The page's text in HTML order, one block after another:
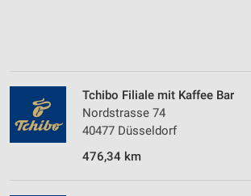
Tchibo Filiale mit Kaffee Bar
Nordstrasse 74
40477 Düsseldorf
476,34 km